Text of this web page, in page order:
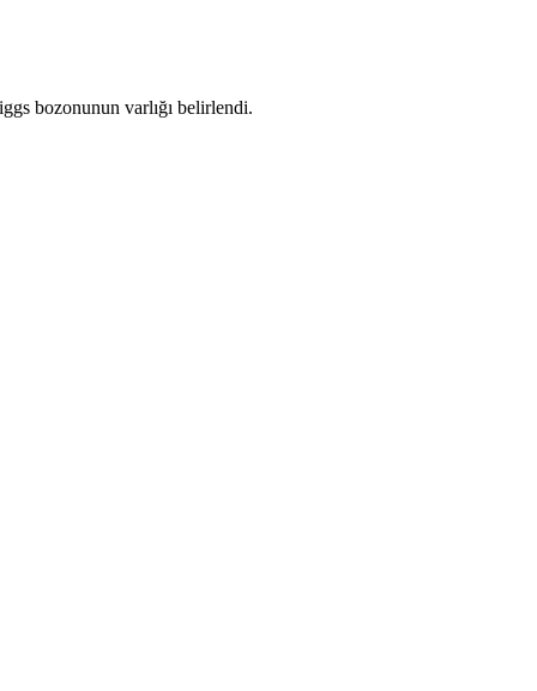
bozonunun varlığı belirlendi.